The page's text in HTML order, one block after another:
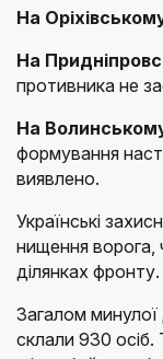
На
На
противника не
На
формування
виявлено.
Українські
нищення ворога,
ділянках фронту.
Загалом минулої
склали 930 осіб.